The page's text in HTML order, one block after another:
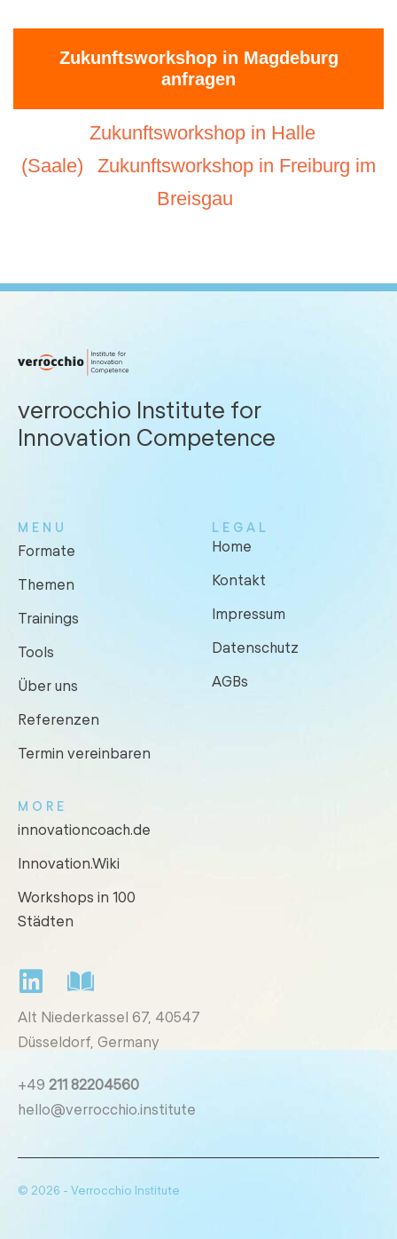
Zukunftsworkshop in Magdeburg
anfragen
Zukunftsworkshop in Halle
(Saale)
Zukunftsworkshop in Freiburg im
Breisgau
verrocchio Institute for
Innovation Competence
MENU
Formate
Themen
Trainings
Tools
Über uns
Referenzen
Termin vereinbaren
LEGAL
Home
Kontakt
Impressum
Datenschutz
AGBs
MORE
innovationcoach.de
Innovation.Wiki
Workshops in 100
Städten
Alt Niederkassel 67, 40547
Düsseldorf, Germany
+49 211 82204560
hello@verrocchio.institute
© 2026 - Verrocchio Institute